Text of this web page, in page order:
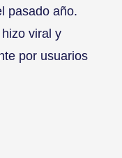
pasado año.
viral y
por usuarios